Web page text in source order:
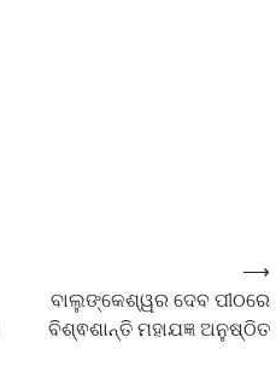
ବାଲୁଙ୍କେଶ୍ୱର ଦେବ ପୀଠରେ
ବିଶ୍ଵଶାନ୍ତି ମହାଯଜ୍ଞ ଅନୁଷ୍ଠିତ
⟶